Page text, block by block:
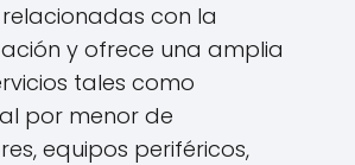
con la
y ofrece una amplia
tales como
por menor de
equipos periféricos,